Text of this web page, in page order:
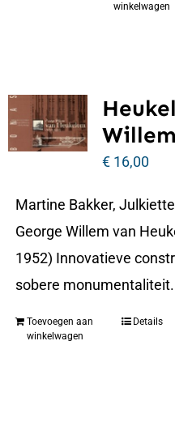
winkelwagen
€16,00
Martine Bakker,
George Willem van
1952) Innovatieve
sobere monumentaliteit.
Toevoegen aan
winkelwagen
Details